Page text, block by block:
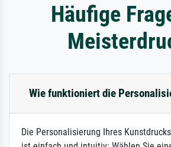
Häufige
Wie funktioniert die
Die Personalisierung Ihres